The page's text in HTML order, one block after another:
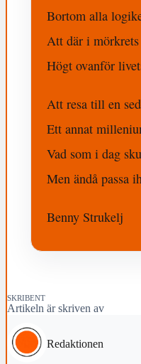
Bortom alla
Att där i
Högt ovanför
Att resa till en
Ett annat
Vad som i dag
Men ändå passa
Benny Strukelj
SKRIBENT
Artikeln är skriven av
Redaktionen